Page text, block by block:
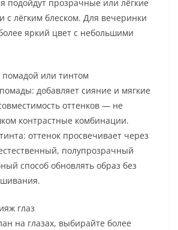
подойдут прозрачные или лёгкие
с лёгким блеском. Для вечеринки
яркий цвет с небольшими
или тинтом
добавляет сияние и мягкие
оттенков — не
контрастные комбинации.
оттенок просвечивает через
полупрозрачный
способ обновлять образ без
глаз
на глазах, выбирайте более